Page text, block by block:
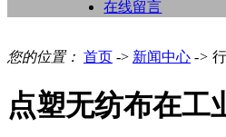
在线留言
您的位置： 首页 -> 新闻中心 ->
点塑无纺布在工